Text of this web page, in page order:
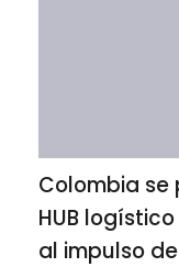
Colombia
HUB
al impulso